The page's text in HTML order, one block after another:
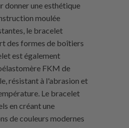
donner une esthétique
moulée
le bracelet
des formes de boîtiers
est également
FKM de
résistant à l'abrasion et
Le bracelet
en créant une
de couleurs modernes